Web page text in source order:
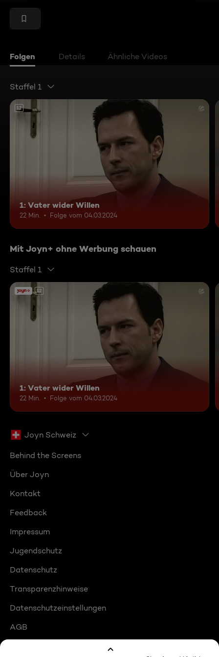
Folgen Details Ähnliche Videos
Staffel 1
12
1: Vater wider Willen
22 Min. Folge vom 04.03.2024
Mit Joyn+ ohne Werbung schauen
Staffel 1
12
1: Vater wider Willen
22 Min. Folge vom 04.03.2024
Joyn Schweiz
Behind the Screens
Über Joyn
Kontakt
Feedback
Impressum
Jugendschutz
Datenschutz
Transparenzhinweise
Datenschutzeinstellungen
AGB